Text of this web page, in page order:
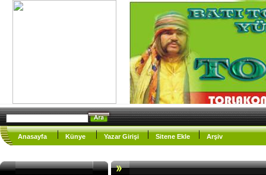
Anasayfa Künye Yazar Girişi Sitene Ekle Arşiv